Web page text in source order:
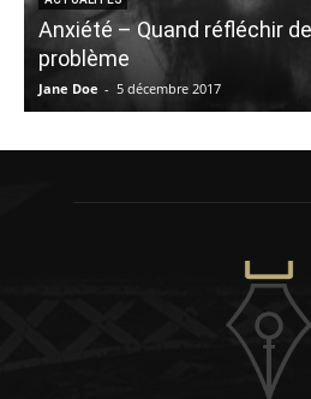
Anxiété – Quand réfléchir
problème
Jane Doe - 5 décembre 2017